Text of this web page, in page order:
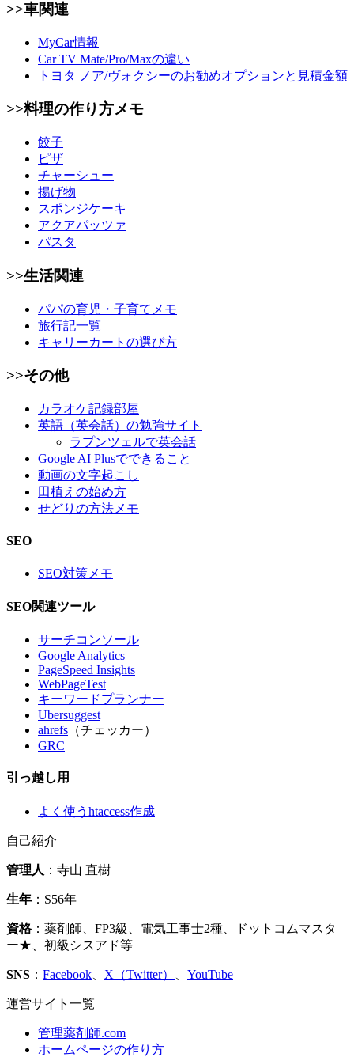
>>車関連
MyCar情報
Car TV Mate/Pro/Maxの違い
トヨタ ノア/ヴォクシーのお勧めオプションと見積金額
>>料理の作り方メモ
餃子
ピザ
チャーシュー
揚げ物
スポンジケーキ
アクアパッツァ
パスタ
>>生活関連
パパの育児・子育てメモ
旅行記一覧
キャリーカートの選び方
>>その他
カラオケ記録部屋
英語（英会話）の勉強サイト
ラプンツェルで英会話
Google AI Plusでできること
動画の文字起こし
田植えの始め方
せどりの方法メモ
SEO
SEO対策メモ
SEO関連ツール
サーチコンソール
Google Analytics
PageSpeed Insights
WebPageTest
キーワードプランナー
Ubersuggest
ahrefs （チェッカー）
GRC
引っ越し用
よく使うhtaccess作成
自己紹介
管理人 ：寺山 直樹
生年 ：S56年
資格：薬剤師、FP3級、電気工事士2種、ドットコムマスタ
ー★、初級シスアド等
SNS ： Facebook X（Twitter） YouTube
運営サイト一覧
管理薬剤師.com
ホームページの作り方